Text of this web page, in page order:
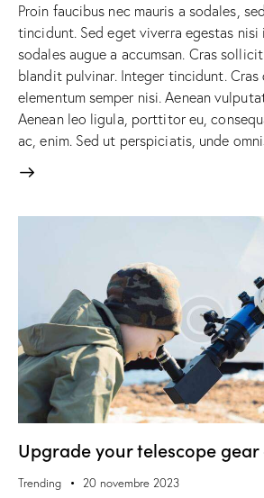
Proin faucibus nec mauris a sodales,
tincidunt. Sed eget viverra egestas nisi
sodales augue a accumsan. Cras
blandit pulvinar. Integer tincidunt. Cras
elementum semper nisi. Aenean
Aenean leo ligula, porttitor eu,
ac, enim. Sed ut perspiciatis, unde
Upgrade your telescope
Trending 20 novembre 2023